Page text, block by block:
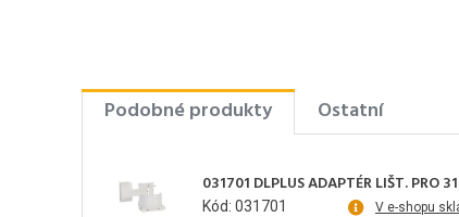
Podobné produkty Ostatní
031701 DLPLUS ADAPTÉR LIŠT. PRO
Kód: 031701 V e-shopu